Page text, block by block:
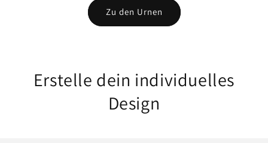
Zu den Urnen
Erstelle dein individuelles
Design